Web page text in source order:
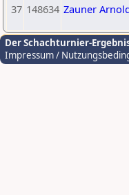
37 148634 Zauner
Der Schachturnier-
Impressum /